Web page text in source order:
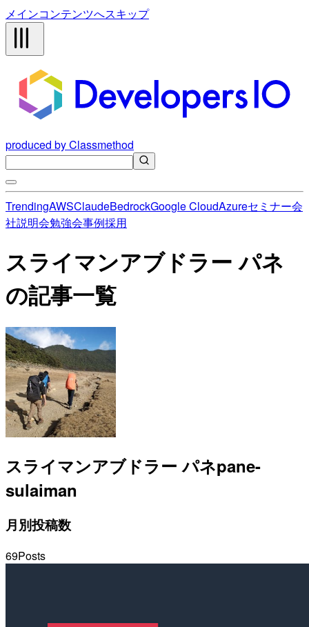
メインコンテンツへスキップ
produced by Classmethod
TrendingAWSClaudeBedrockGoogle CloudAzureセミナー会
社説明会勉強会事例採用
スライマンアブドラー パネ
の記事一覧
スライマンアブドラー パネpane-
sulaiman
月別投稿数
69Posts